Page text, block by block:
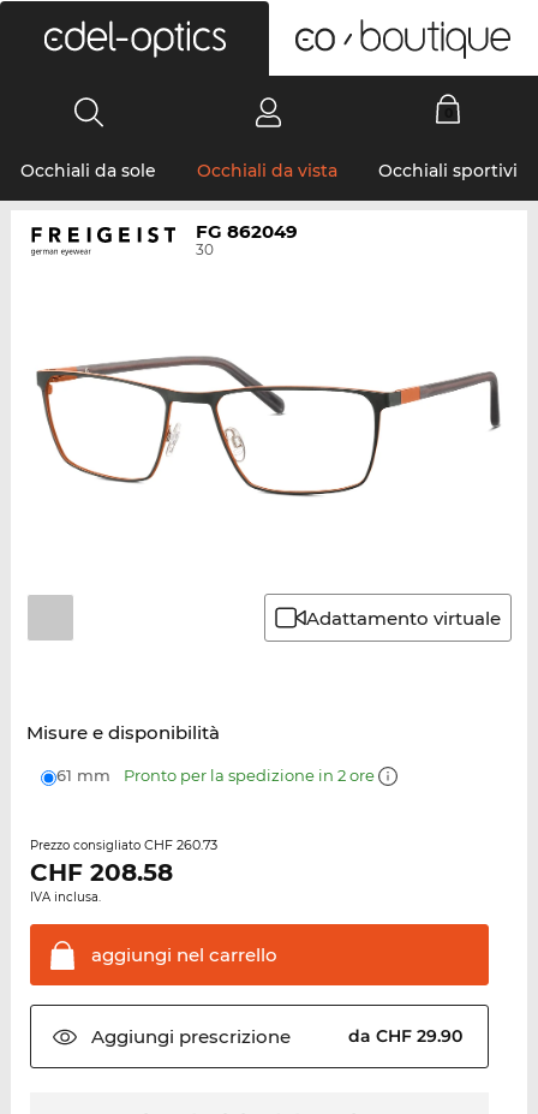
Occhiali da sole Occhiali da vista Occhiali sportivi
FG 862049
30
Adattamento virtuale
Misure e disponibilità
61 mm Pronto per la spedizione in 2 ore
Prezzo consigliato CHF 260.73
CHF 208.58
IVA inclusa.
aggiungi nel carrello
Aggiungi prescrizione da CHF 29.90